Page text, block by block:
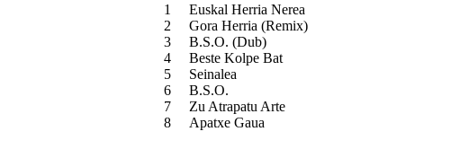
1
Euskal Herria Nerea
2
Gora Herria (Remix)
3
B.S.O. (Dub)
4
Beste Kolpe Bat
5
Seinalea
6
B.S.O.
7
Zu Atrapatu Arte
8
Apatxe Gaua